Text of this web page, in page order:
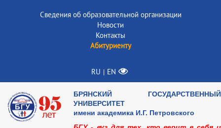
Сведения об образовательной организации
Новости
Контакты
Абитуриенту
RU | EN
БРЯНСКИЙ ГОСУДАРСТВЕННЫЙ
УНИВЕРСИТЕТ
имени академика И.Г. Петровского